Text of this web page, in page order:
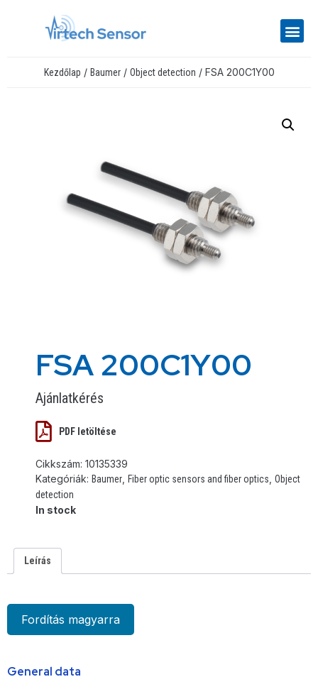
Kezdőlap / Baumer/ Object detection / FSA 200C1Y00
FSA 200C1Y00
Ajánlatkérés
PDF letöltése
Cikkszám: 10135339
Kategóriák: Baumer Fiber optic sensors and fiber optics Object
detection
In stock
Leírás
Fordítás magyarra
General data